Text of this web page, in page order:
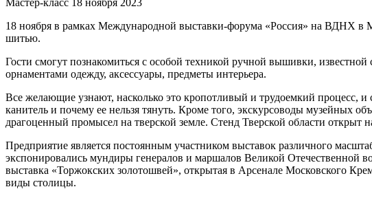
18 ноября в рамках Международной выставки-форума «Россия» на ВДНХ в
шитью.
Гости смогут познакомиться с особой техникой ручной вышивки,
орнаментами одежду, аксессуары, предметы интерьера.
Все желающие узнают, насколько это кропотливый и трудоемкий процесс, и
канитель и почему ее нельзя тянуть. Кроме того, экскурсоводы музейных
драгоценный промысел на тверской земле. Стенд Тверской области
Предприятие является постоянным участником выставок различного
экспонировались мундиры генералов и маршалов Великой
выставка «Торжокских золотошвей», открытая в Арсенале Московского
виды столицы.